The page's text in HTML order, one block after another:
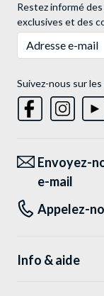
Restez informé
exclusives et des
Suivez-nous sur
Envoyez-
e-mail
Appelez-
Info & aide